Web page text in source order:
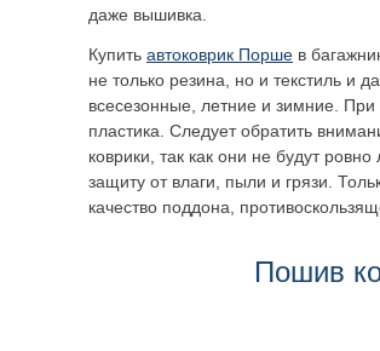
даже вышивка.
Купить автоковрик Порше в
не только резина, но и текстиль и
всесезонные, летние и зимние.
пластика. Следует обратить
коврики, так как они не будут
защиту от влаги, пыли и грязи.
качество поддона,
Пошив